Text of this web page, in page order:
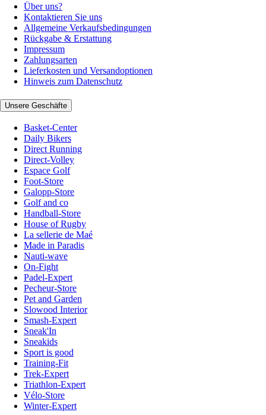
Über uns?
Kontaktieren Sie uns
Allgemeine Verkaufsbedingungen
Rückgabe & Erstattung
Impressum
Zahlungsarten
Lieferkosten und Versandoptionen
Hinweis zum Datenschutz
Unsere Geschäfte
Basket-Center
Daily Bikers
Direct Running
Direct-Volley
Espace Golf
Foot-Store
Galopp-Store
Golf and co
Handball-Store
House of Rugby
La sellerie de Maé
Made in Paradis
Nauti-wave
On-Fight
Padel-Expert
Pecheur-Store
Pet and Garden
Slowood Interior
Smash-Expert
Sneak'In
Sneakids
Sport is good
Training-Fit
Trek-Expert
Triathlon-Expert
Vélo-Store
Winter-Expert